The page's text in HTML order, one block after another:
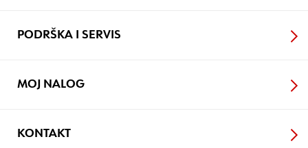
PODRŠKA I SERVIS
MOJ NALOG
KONTAKT